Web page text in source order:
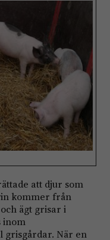
att djur som
kommer från
ägt grisar i
inom
grisgårdar. När en